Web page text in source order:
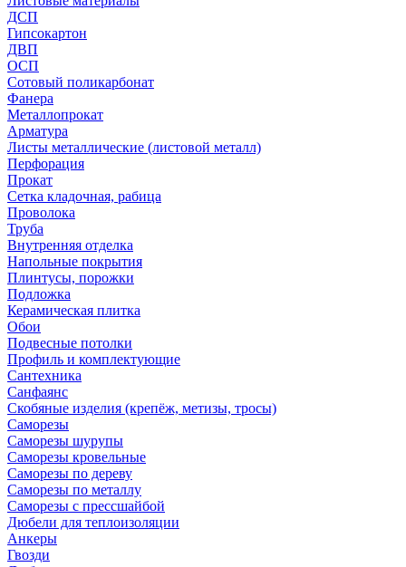
ДСП
Гипсокартон
ДВП
ОСП
Сотовый поликарбонат
Фанера
Металлопрокат
Арматура
Листы металлические (листовой металл)
Перфорация
Прокат
Сетка кладочная, рабица
Проволока
Труба
Внутренняя отделка
Напольные покрытия
Плинтусы, порожки
Подложка
Керамическая плитка
Обои
Подвесные потолки
Профиль и комплектующие
Сантехника
Санфаянс
Скобяные изделия (крепёж, метизы, тросы)
Саморезы
Саморезы шурупы
Саморезы кровельные
Саморезы по дереву
Саморезы по металлу
Саморезы с прессшайбой
Дюбели для теплоизоляции
Анкеры
Гвозди